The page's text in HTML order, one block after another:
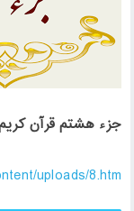
جزء هشتم قرآن
uploads/8.htm